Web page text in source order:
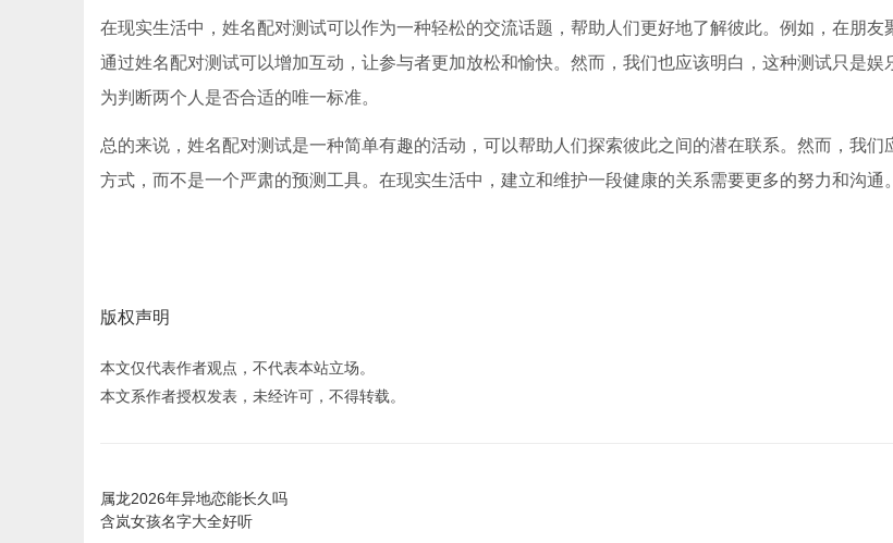
在现实生活中，姓名配对测试可以作为一种轻松的交流话题，帮助人们更好地了解彼此。例如，在朋友
通过姓名配对测试可以增加互动，让参与者更加放松和愉快。然而，我们也应该明白，这种测试只是娱
为判断两个人是否合适的唯一标准。
总的来说，姓名配对测试是一种简单有趣的活动，可以帮助人们探索彼此之间的潜在联系。然而，我们
方式，而不是一个严肃的预测工具。在现实生活中，建立和维护一段健康的关系需要更多的努力和沟通。
版权声明
本文仅代表作者观点，不代表本站立场。
本文系作者授权发表，未经许可，不得转载。
属龙2026年异地恋能长久吗
含岚女孩名字大全好听